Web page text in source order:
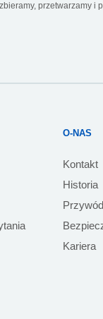
przetwarzamy
O-NAS
Kontakt
Historia
Kariera